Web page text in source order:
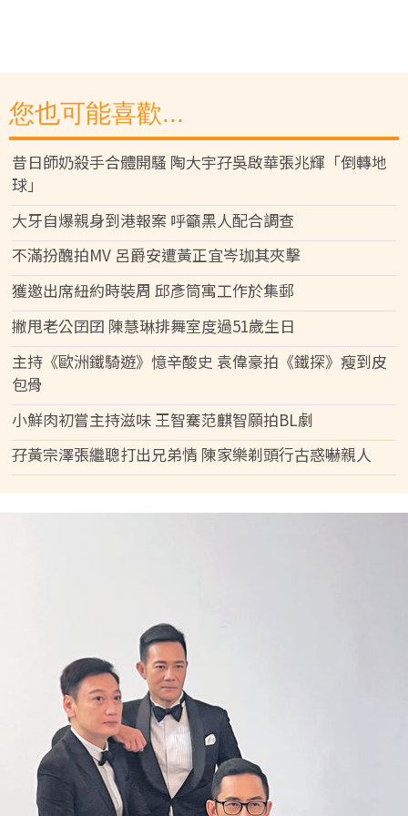
您也可能喜歡...
昔日師奶殺手合體開騷 陶大宇孖吳啟華張兆輝「倒轉地
球」
大牙自爆親身到港報案 呼籲黑人配合調查
不滿扮醜拍MV 呂爵安遭黃正宜岑珈其夾擊
獲邀出席紐約時裝周 邱彥筒寓工作於集郵
撇甩老公囝囝 陳慧琳排舞室度過51歲生日
主持《歐洲鐵騎遊》憶辛酸史 袁偉豪拍《鐵探》瘦到皮
包骨
小鮮肉初嘗主持滋味 王智騫范麒智願拍BL劇
孖黃宗澤張繼聰打出兄弟情 陳家樂剃頭行古惑嚇親人